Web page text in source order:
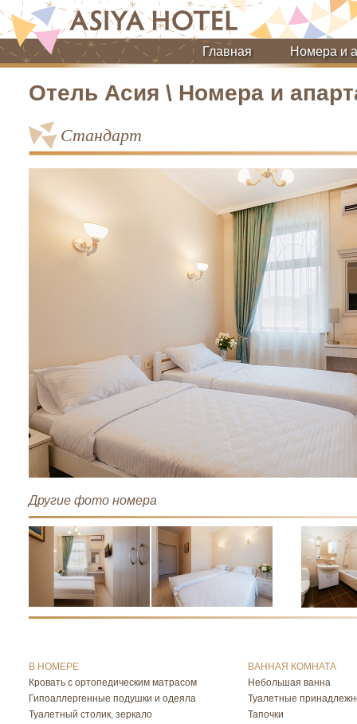
Главная Номера и
Отель Асия \ Номера и
Стандарт
Другие фото номера
В НОМЕРЕ
Кровать с ортопедическим матрасом
Гипоаллергенные подушки и одеяла
Туалетный столик, зеркало
ВАННАЯ КОМНАТА
Небольшая ванна
Туалетные
Тапочки